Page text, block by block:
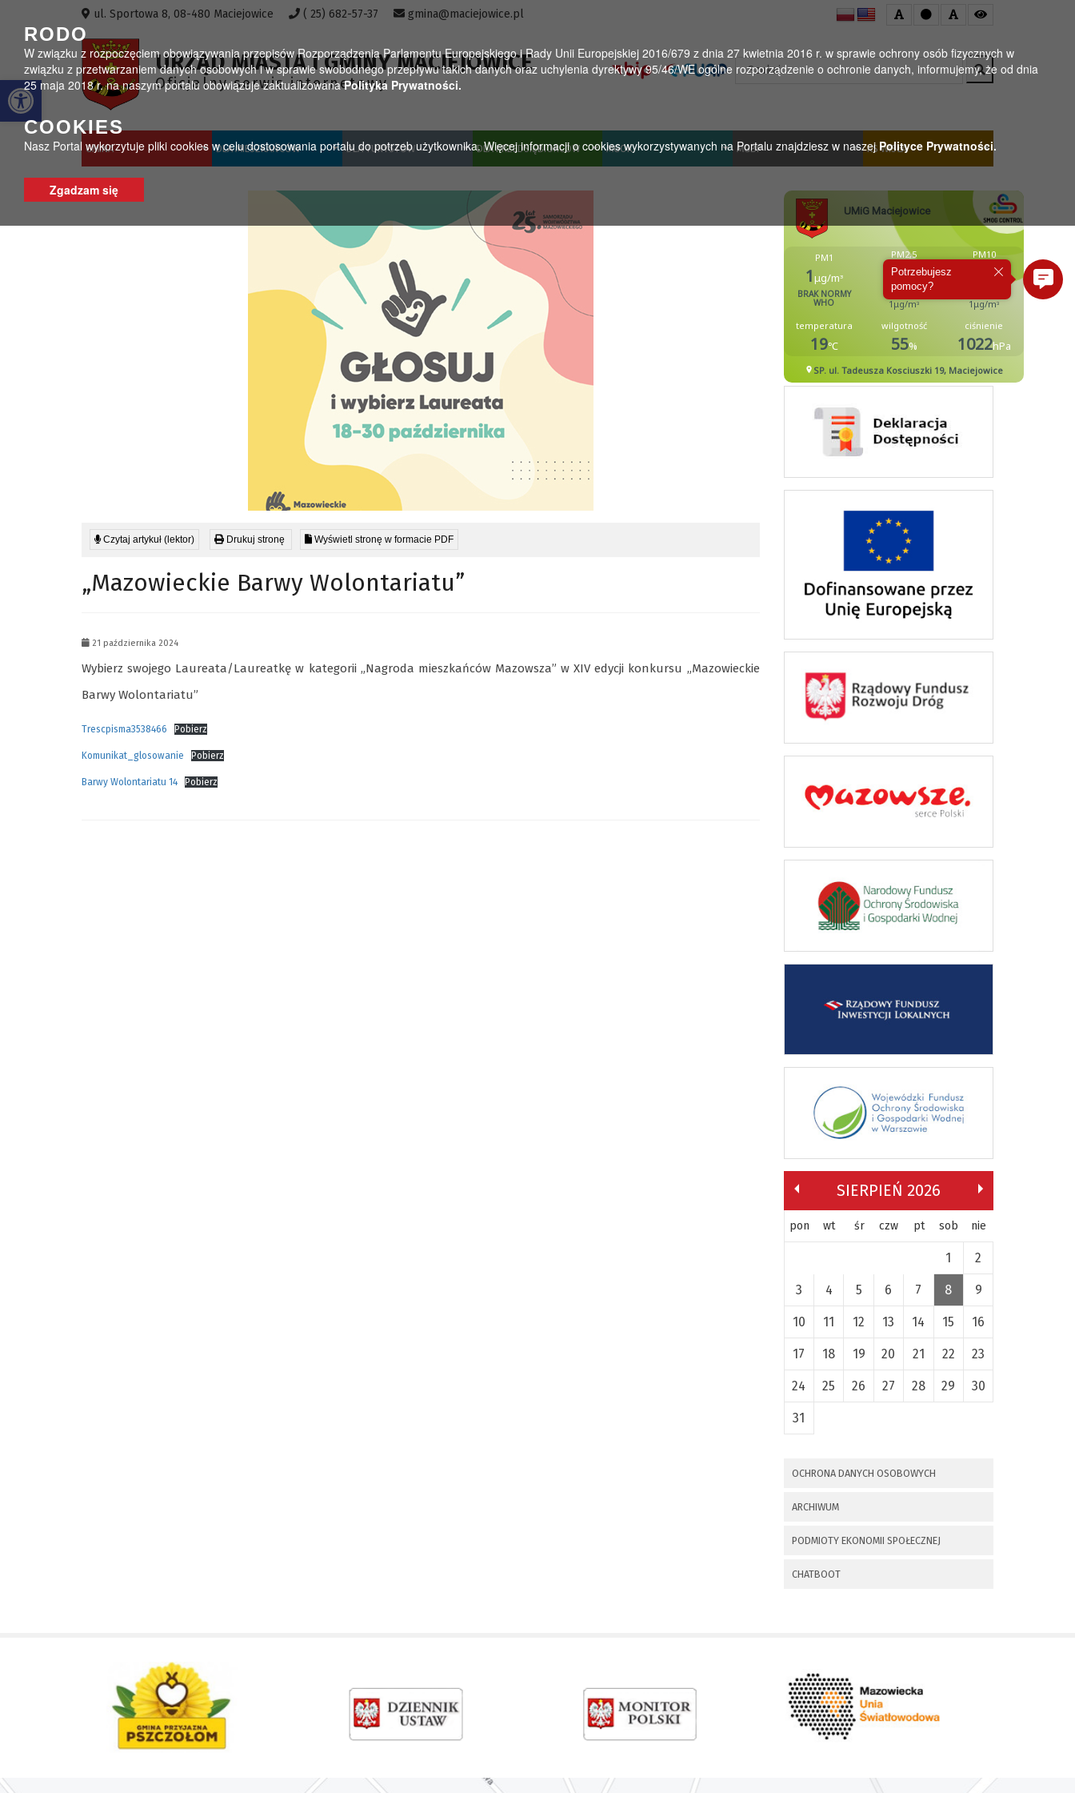
Otwórz pasek narzędzi
RODO
W związku z rozpoczęciem obowiązywania przepisów Rozporządzenia Parlamentu Europejskiego i Rady Unii Europejskiej 2016/679 z dnia 27 kwietnia 2016 r. w sprawie ochrony osób fizycznych w
związku z przetwarzaniem danych osobowych i w sprawie swobodnego przepływu takich danych oraz uchylenia dyrektywy 95/46/WE ogólne rozporządzenie o ochronie danych, informujemy, że od dnia
25 maja 2018 r. na naszym portalu obowiązuje zaktualizowanaPolityka Prywatności.
COOKIES
Nasz Portal wykorzytuje pliki cookies w celu dostosowania portalu do potrzeb użytkownika. Więcej informacji o cookies wykorzystywanych na Portalu znajdziesz w naszejPolityce Prywatności.
Zgadzam się
ul. Sportowa 8, 08-480 Maciejowice ( 25) 682-57-37 gmina@maciejowice.pl
URZĄD MIASTA I GMINY MACIEJOWICE
Oficjalny serwis internetowy
Wyszukaj
GMINA DLA MIESZKAŃCÓW DLA TURYSTÓW DLA PRZEDSIĘBIORCÓW MGOK MGBP KS WISŁA
Czytaj artykuł (lektor) Drukuj stronę Wyświetl stronę w formacie PDF
„Mazowieckie Barwy Wolontariatu”
21 października 2024
Wybierz swojego Laureata/Laureatkę w kategorii „Nagroda mieszkańców Mazowsza” w XIV edycji konkursu „Mazowieckie
Barwy Wolontariatu”
Trescpisma3538466 Pobierz
Komunikat_glosowanie Pobierz
Barwy Wolontariatu 14 Pobierz
SIERPIEŃ 2026
pon wt śr czw pt sob nie
1 2
3 4 5 6 7 8 9
10 11 12 13 14 15 16
17 18 19 20 21 22 23
24 25 26 27 28 29 30
31
Bitwy pod
informacyjne 28.09.2021 r.
Invalid date
Ludowych Regionów
OCHRONA DANYCH OSOBOWYCH
ARCHIWUM
PODMIOTY EKONOMII SPOŁECZNEJ
CHATBOOT
Potrzebujesz
pomocy?